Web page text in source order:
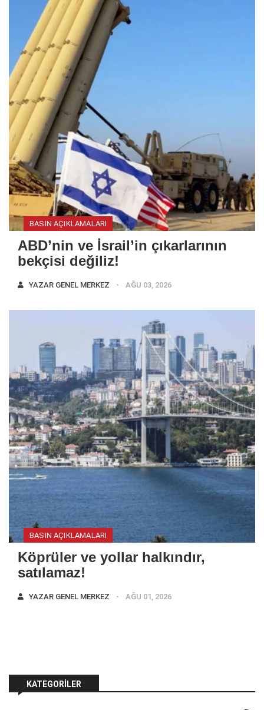
BASIN AÇIKLAMALARI
ABD’nin ve İsrail’in çıkarlarının
bekçisi değiliz!
YAZAR GENEL MERKEZ AĞU 03, 2026
BASIN AÇIKLAMALARI
Köprüler ve yollar halkındır,
satılamaz!
YAZAR GENEL MERKEZ AĞU 01, 2026
KATEGORILER